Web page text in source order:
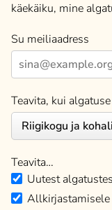
käekäiku, mine
Su meiliaadress
Teavita, kui
Teavita…
Uutest
Allkirjastamisele